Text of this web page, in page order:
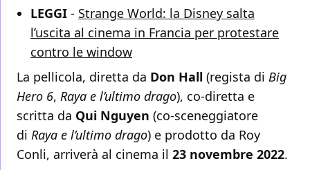
LEGGI - Strange World: la Disney salta
l’uscita al cinema in Francia per protestare
contro le window
La pellicola, diretta da Don Hall (regista di Big
Hero 6, Raya e l’ultimo drago), co-diretta e
scritta da Qui Nguyen (co-sceneggiatore
di Raya e l’ultimo drago) e prodotto da Roy
Conli, arriverà al cinema il 23 novembre 2022.